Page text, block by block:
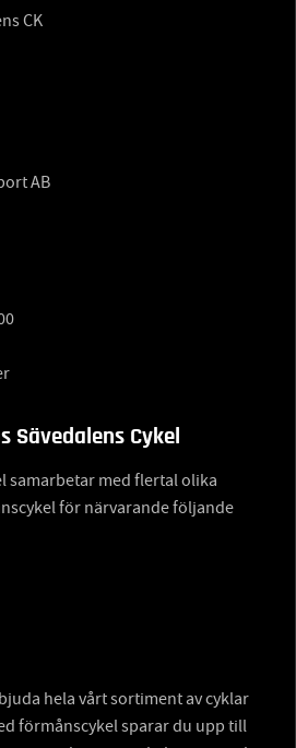
CK
AB
Sävedalens Cykel
samarbetar med flertal olika
för närvarande följande
hela vårt sortiment av cyklar
förmånscykel sparar du upp till